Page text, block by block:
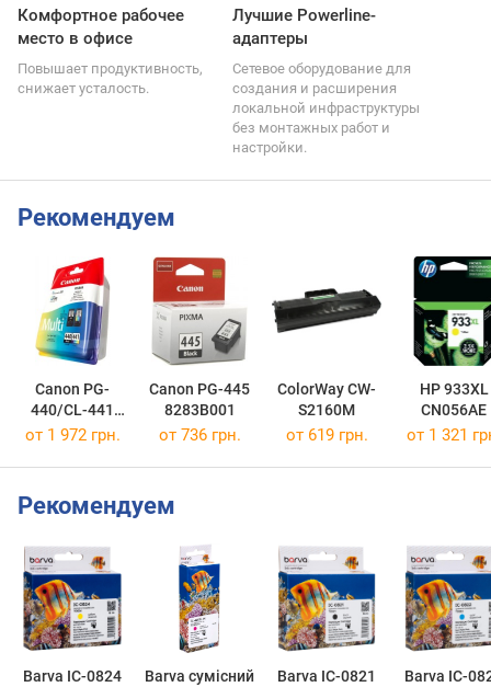
Комфортное рабочее
место в офисе
Повышает продуктивность,
снижает усталость.
Лучшие Powerline-
адаптеры
Сетевое оборудование для
создания и расширения
локальной инфраструктуры
без монтажных работ и
настройки.
Рекомендуем
Canon PG-
440/CL-441
MULTI
Canon PG-445
8283B001
ColorWay CW-
S2160M
HP 933XL
CN056AE
от 1 972 грн. от 736 грн. от 619 грн. от 1 321
Рекомендуем
Barva IC-0824
Barva сумісний
Barva IC-0821 Barva IC-